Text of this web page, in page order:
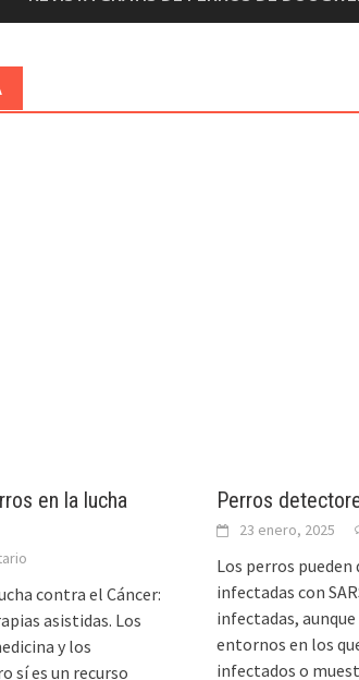
en la lucha
contra el Cáncer:
asistidas. Los
y los
sí es un recurso
Perros
23 enero, 2025
Los perros
infectadas con
infectadas,
entornos en los
infectados o